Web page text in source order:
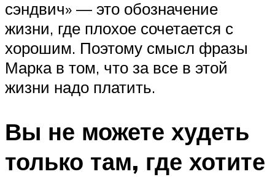
сэндвич» — это обозначение
жизни, где плохое сочетается с
хорошим. Поэтому смысл фразы
Марка в том, что за все в этой
жизни надо платить.
Вы не можете худеть
только там, где хотите